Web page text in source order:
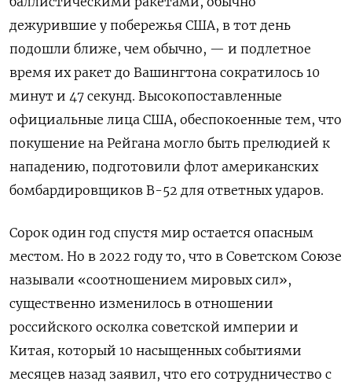
дежурившие у побережья США, в тот день
подошли ближе, чем обычно, — и подлетное
время их ракет до Вашингтона сократилось 10
минут и 47 секунд. Высокопоставленные
официальные лица США, обеспокоенные тем, что
покушение на Рейгана могло быть прелюдией к
нападению, подготовили флот американских
бомбардировщиков B-52 для ответных ударов.
Сорок один год спустя мир остается опасным
местом. Но в 2022 году то, что в Советском Союзе
называли «соотношением мировых сил»,
существенно изменилось в отношении
российского осколка советской империи и
Китая, который 10 насыщенных событиями
месяцев назад заявил, что его сотрудничество с